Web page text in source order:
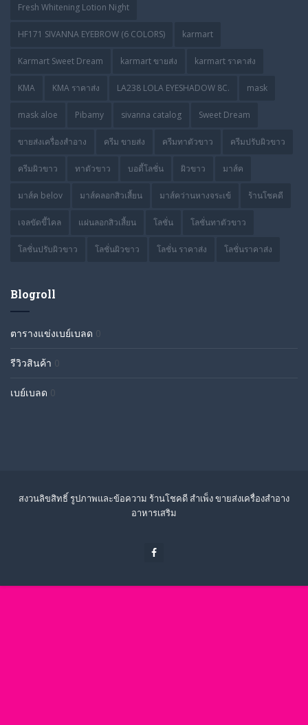
Fresh Whitening Lotion Night
HF171 SIVANNA EYEBROW (6 COLORS) karmart
Karmart Sweet Dream karmart ขายส่ง karmart ราคาส่ง
KMA KMA ราคาส่ง LA238 LOLA EYESHADOW 8C. mask
mask aloe Pibamy sivanna catalog Sweet Dream
ขายส่งเครื่องสำอาง ครีม ขายส่ง ครีมทาตัวขาว ครีมปรับผิวขาว
ครีมผิวขาว ทาตัวขาว บอดี้โลชั่น ผิวขาว มาส์ค
มาส์ค belov มาส์คลอกสิวเสี้ยน มาส์คว่านหางจระเข้ ร้านโชคดี
เจลขัดขี้ไคล แผ่นลอกสิวเสี้ยน โลชั่น โลชั่นทาตัวขาว
โลชั่นปรับผิวขาว โลชั่นผิวขาว โลชั่น ราคาส่ง โลชั่นราคาส่ง
Blogroll
ตารางแข่งเบย์เบลด 0
รีวิวสินค้า 0
เบย์เบลด 0
สงวนลิขสิทธิ์ รูปภาพและข้อความ ร้านโชคดี สำเพ็ง ขายส่งเครื่องสำอาง
อาหารเสริม